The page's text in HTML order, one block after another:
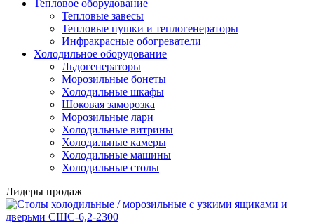
Тепловое оборудование
Тепловые завесы
Тепловые пушки и теплогенераторы
Инфракрасные обогреватели
Холодильное оборудование
Льдогенераторы
Морозильные бонеты
Холодильные шкафы
Шоковая заморозка
Морозильные лари
Холодильные витрины
Холодильные камеры
Холодильные машины
Холодильные столы
Лидеры продаж